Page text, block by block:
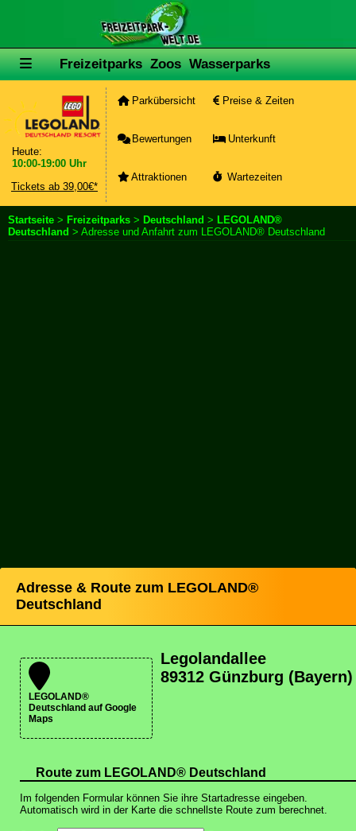
Freizeitparks Zoos Wasserparks
Heute:
10:00-19:00 Uhr
Tickets ab 39,00€*
Parkübersicht Preise & Zeiten
Bewertungen Unterkunft
Attraktionen Wartezeiten
Startseite > Freizeitparks > Deutschland > LEGOLAND®
Deutschland > Adresse und Anfahrt zum LEGOLAND® Deutschland
Adresse & Route zum LEGOLAND®
Deutschland
LEGOLAND®
Deutschland auf Google
Maps
Legolandallee
89312 Günzburg (Bayern)
Route zum LEGOLAND® Deutschland
Im folgenden Formular können Sie ihre Startadresse eingeben.
Automatisch wird in der Karte die schnellste Route zum berechnet.